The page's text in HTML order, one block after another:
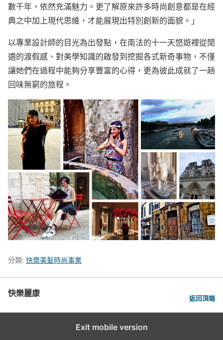
數千年，依然充滿魅力。更了解原來許多時尚創意都是在經
典之中加上現代思維，才能展現出特別創新的面貌。」
以專業設計師的目光為出發點，在南法的十一天悠遊裡從閒
適的渡假感、對美學知識的啟發到挖掘各式新奇事物，不僅
讓她們在過程中能夠分享豐富的心得，更為彼此成就了一趟
回味無窮的旅程。
分類: 快樂美髮時尚事業
快樂麗康 返回頂端
Exit mobile version